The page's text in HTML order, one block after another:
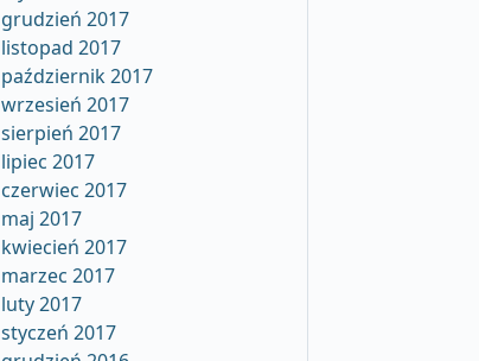
grudzień 2017
listopad 2017
październik 2017
wrzesień 2017
sierpień 2017
lipiec 2017
czerwiec 2017
maj 2017
kwiecień 2017
marzec 2017
luty 2017
styczeń 2017